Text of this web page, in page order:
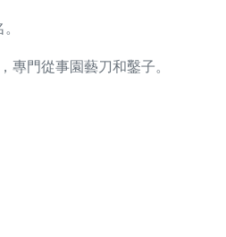
專門從事園藝刀和鑿子。